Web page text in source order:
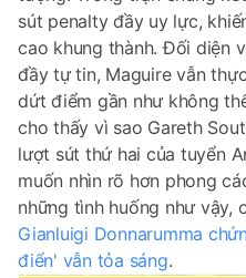
sút penalty đầy uy lực,
cao khung thành. Đối diện
đầy tự tin, Maguire vẫn
dứt điểm gần như không
cho thấy vì sao Gareth
lượt sút thứ hai của tuyển
muốn nhìn rõ hơn phong
những tình huống như vậy,
Gianluigi Donnarumma
điển' vẫn tỏa sáng.